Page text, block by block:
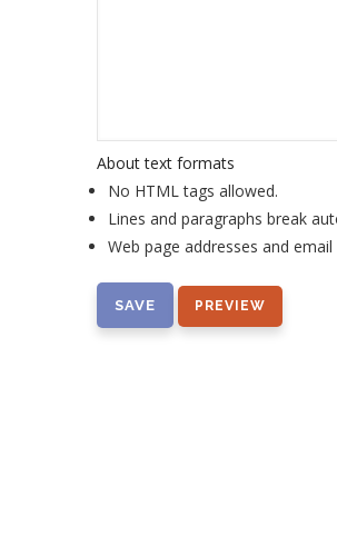
About text formats
No HTML tags allowed.
Lines and paragraphs break
Web page addresses and